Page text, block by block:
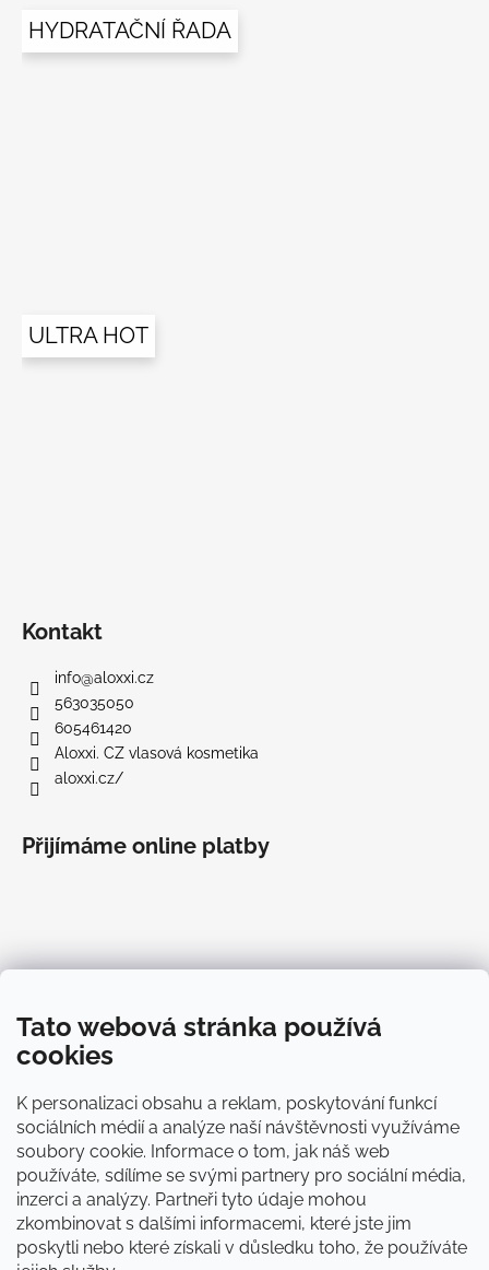
Tato webová stránka používá
cookies
K personalizaci obsahu a reklam, poskytování funkcí
sociálních médií a analýze naší návštěvnosti využíváme
soubory cookie. Informace o tom, jak náš web
používáte, sdílíme se svými partnery pro sociální média,
inzerci a analýzy. Partneři tyto údaje mohou
zkombinovat s dalšími informacemi, které jste jim
poskytli nebo které získali v důsledku toho, že používáte
HYDRATAČNÍ ŘADA
ULTRA HOT
Kontakt
info@aloxxi.cz
563035050
605461420
Aloxxi. CZ vlasová kosmetika
aloxxi.cz/
Přijímáme online platby
O Aloxxi®
Blog
Platba
Obchodní podmínky
Zásady ochrany osobních údajů
Kontakty